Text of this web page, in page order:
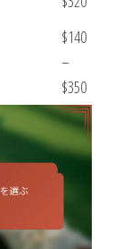
$140
–
$350